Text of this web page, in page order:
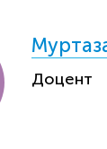
Доцент